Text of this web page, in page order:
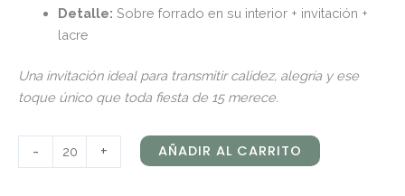
Detalle: Sobre forrado en su interior + invitación +
lacre
Una invitación ideal para transmitir calidez, alegría y ese
toque único que toda fiesta de 15 merece.
- + AÑADIR AL CARRITO